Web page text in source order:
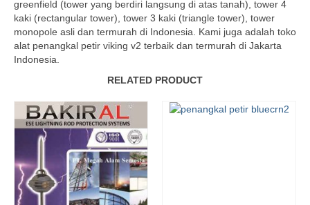
greenfield (tower yang berdiri langsung di atas tanah), tower 4
kaki (rectangular tower), tower 3 kaki (triangle tower), tower
monopole asli dan termurah di Indonesia. Kami juga adalah toko
alat penangkal petir viking v2 terbaik dan termurah di Jakarta
Indonesia.
RELATED PRODUCT